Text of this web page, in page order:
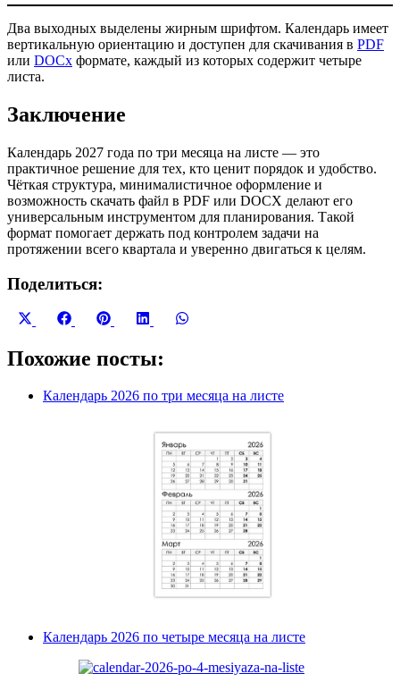
Два выходных выделены жирным шрифтом. Календарь имеет
вертикальную ориентацию и доступен для скачивания в PDF
или DOCx формате, каждый из которых содержит четыре
листа.
Заключение
Календарь 2027 года по три месяца на листе — это
практичное решение для тех, кто ценит порядок и удобство.
Чёткая структура, минималистичное оформление и
возможность скачать файл в PDF или DOCX делают его
универсальным инструментом для планирования. Такой
формат помогает держать под контролем задачи на
протяжении всего квартала и уверенно двигаться к целям.
Поделиться:
Share
Share
FacebookShare
Pinterest Share
LinkedIn
Похожие посты:
Календарь 2026 по три месяца на листе
Календарь 2026 по четыре месяца на листе